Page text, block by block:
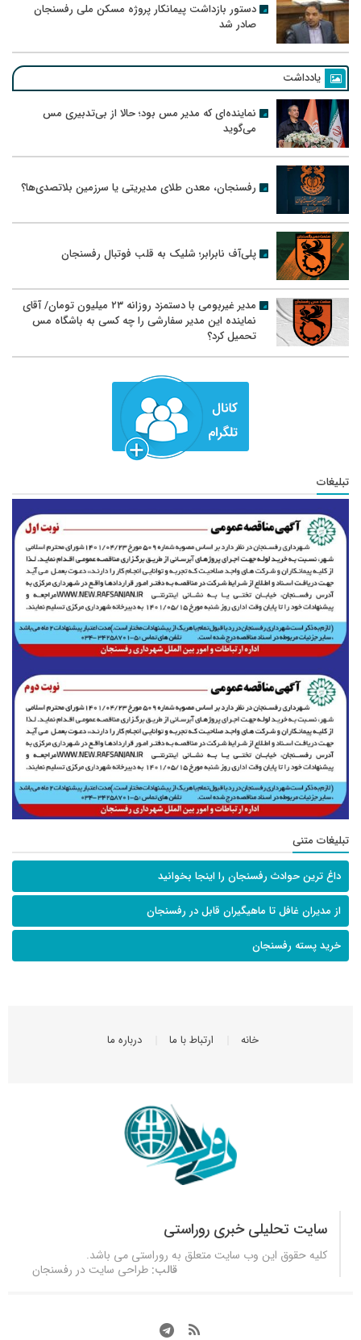
دستور بازداشت پیمانکار پروژه مسکن ملی رفسنجان
صادر شد
یادداشت
نماینده‌ای که مدیر مس بود؛ حالا از بی‌تدبیری مس
می‌گوید
رفسنجان، معدن طلای مدیریتی یا سرزمین بلاتصدی‌ها؟
پلی‌آف نابرابر؛ شلیک به قلب فوتبال رفسنجان
مدیر غیربومی با دستمزد روزانه ۲۳ میلیون تومان/ آقای
نماینده این مدیر سفارشی را چه کسی به باشگاه مس
تحمیل کرد؟
تبلیغات
تبلیغات متنی
داغ ترین حوادث رفسنجان را اینجا بخوانید
از مدیران غافل تا ماهیگیران قابل در رفسنجان
خرید پسته رفسنجان
خانه ارتباط با ما درباره ما
سایت تحلیلی خبری روراستی
کلیه حقوق این وب سایت متعلق به روراستی می باشد.
قالب: طراحی سایت در رفسنجان